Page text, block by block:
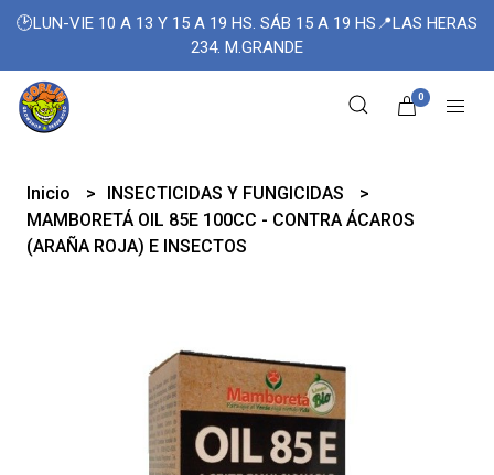
🕑LUN-VIE 10 A 13 Y 15 A 19 HS. SÁB 15 A 19 HS📍LAS HERAS
234. M.GRANDE
0
Inicio
INSECTICIDAS Y FUNGICIDAS
MAMBORETÁ OIL 85E 100CC - CONTRA ÁCAROS
(ARAÑA ROJA) E INSECTOS